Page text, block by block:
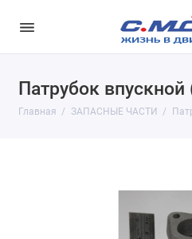
Патрубок впускной
Главная ЗАПАСНЫЕ ЧАСТИ